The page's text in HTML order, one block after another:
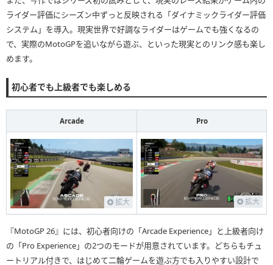
ライダー評価にシーズン中ずっと反映される「ダイナミックライダー評価
システム」を導入。現実世界で好調なライダーはゲームでも強くなるの
で、実際のMotoGPを追いながら遊ぶ、といった現実とのリンク感も楽し
めます。
初心者でも上級者でも楽しめる
Arcade Pro
拡大 拡大
『MotoGP 26』には、初心者向けの「Arcade Experience」と上級者向け
の「Pro Experience」の2つのモードが用意されています。どちらもチュ
ートリアル付きで、はじめて二輪ゲームを遊ぶ方でも入りやすい設計で